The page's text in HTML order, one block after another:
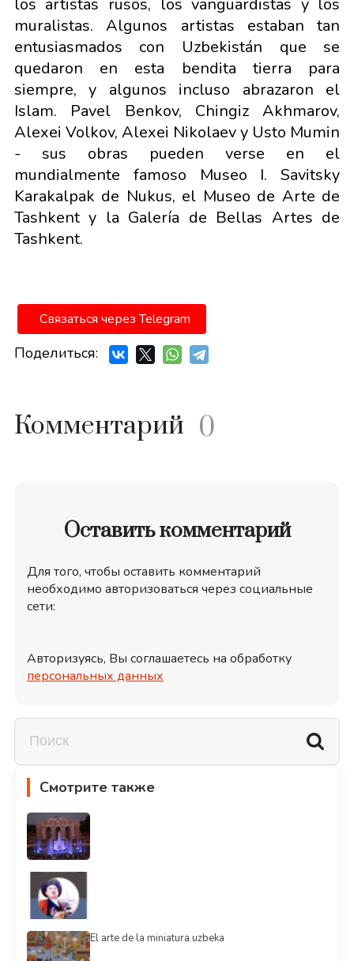
los artistas rusos, los vanguardistas y los
muralistas. Algunos artistas estaban tan
entusiasmados con Uzbekistán que se
quedaron en esta bendita tierra para
siempre, y algunos incluso abrazaron el
Islam. Pavel Benkov, Chingiz Akhmarov,
Alexei Volkov, Alexei Nikolaev y Usto Mumin
- sus obras pueden verse en el
mundialmente famoso Museo I. Savitsky
Karakalpak de Nukus, el Museo de Arte de
Tashkent y la Galería de Bellas Artes de
Tashkent.
Связаться через Telegram
Поделиться:
Комментарий 0
Оставить комментарий
Для того, чтобы оставить комментарий
необходимо авторизоваться через социальные
сети:
Авторизуясь, Вы соглашаетесь на обработку
персональных данных
Смотрите также
El arte de la miniatura uzbeka